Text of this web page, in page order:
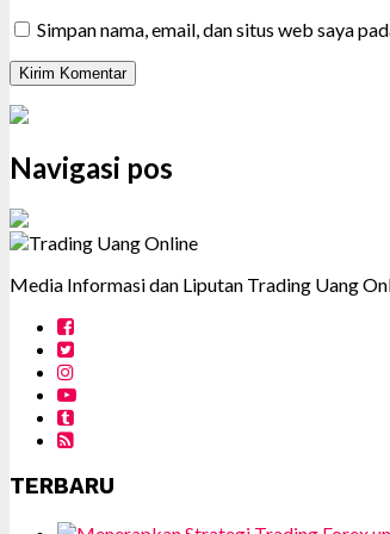
Simpan nama, email, dan situs web saya
Navigasi pos
Media Informasi dan Liputan Trading Uang
TERBARU